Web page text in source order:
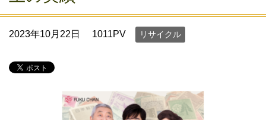
2023年10月22日 1011PV リサイクル